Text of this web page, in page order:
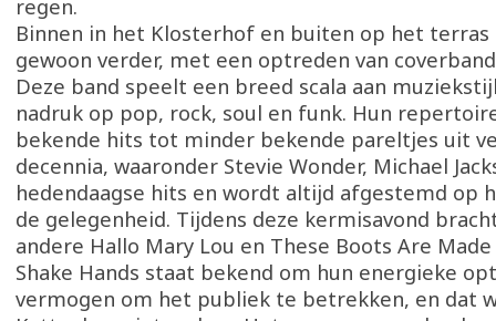
regen.
Binnen in het Klosterhof en buiten op het
gewoon verder, met een optreden van
Deze band speelt een breed scala aan
nadruk op pop, rock, soul en funk. Hun
bekende hits tot minder bekende pareltjes uit
decennia, waaronder Stevie Wonder, Michael
hedendaagse hits en wordt altijd afgestemd op
de gelegenheid. Tijdens deze kermisavond
andere Hallo Mary Lou en These Boots Are
Shake Hands staat bekend om hun energieke
vermogen om het publiek te betrekken, en dat